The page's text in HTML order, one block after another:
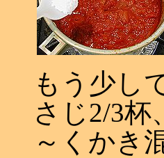
もう少し
さじ2/3
～くかき